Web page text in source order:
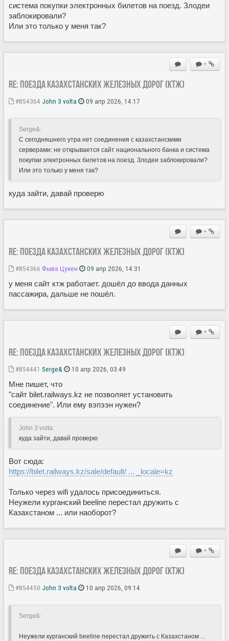
система покупки электронных билетов на поезд. Злодеи
заблокировали?
Или это только у меня так?
+
Re: Поезда Казахстанских железных дорог (КТЖ)
#854364 John 3 volta 09 апр 2026, 14:17
Serge&:
С сегодняшнего утра нет соединения с казахстанскими
серверами: не открывается сайт национального банка и система
покупки электронных билетов на поезд. Злодеи заблокировали?
Или это только у меня так?
куда зайти, давай проверю
+
Re: Поезда Казахстанских железных дорог (КТЖ)
#854366 Фыва Цукен 09 апр 2026, 14:31
у меня сайт ктж работает. дошёл до ввода данных
пассажира, дальше не пошёл.
+
Re: Поезда Казахстанских железных дорог (КТЖ)
#854441 Serge& 10 апр 2026, 03:49
Мне пишет, что
"сайт bilet.railways.kz не позволяет установить
соединение". Или ему вэпээн нужен?
John 3 volta:
куда зайти, давай проверю
Вот сюда:
https://bilet.railways.kz/sale/default/ ... _locale=kz
Только через wifi удалось присоединиться.
Неужели курганский beeline перестал дружить с
Казахстаном ... или наоборот?
+
Re: Поезда Казахстанских железных дорог (КТЖ)
#854450 John 3 volta 10 апр 2026, 09:14
Serge&:
Неужели курганский beeline перестал дружить с Казахстаном ...